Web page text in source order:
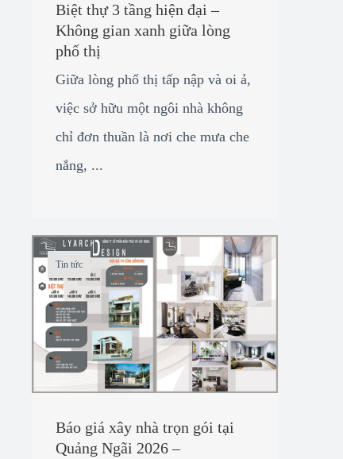
Biệt thự 3 tầng hiện đại –
Không gian xanh giữa lòng
phố thị
Giữa lòng phố thị tấp nập và oi ả,
việc sở hữu một ngôi nhà không
chỉ đơn thuần là nơi che mưa che
nắng, ...
Tin tức
Báo giá xây nhà trọn gói tại
Quảng Ngãi 2026 –